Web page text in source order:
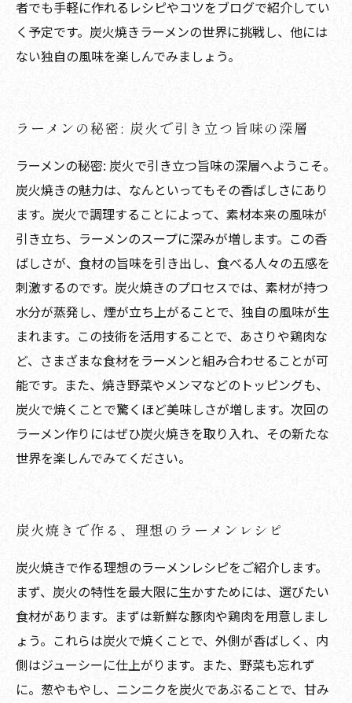
者でも手軽に作れるレシピやコツをブログで紹介してい
く予定です。炭火焼きラーメンの世界に挑戦し、他には
ない独自の風味を楽しんでみましょう。
ラーメンの秘密: 炭火で引き立つ旨味の深層
ラーメンの秘密: 炭火で引き立つ旨味の深層へようこそ。
炭火焼きの魅力は、なんといってもその香ばしさにあり
ます。炭火で調理することによって、素材本来の風味が
引き立ち、ラーメンのスープに深みが増します。この香
ばしさが、食材の旨味を引き出し、食べる人々の五感を
刺激するのです。炭火焼きのプロセスでは、素材が持つ
水分が蒸発し、煙が立ち上がることで、独自の風味が生
まれます。この技術を活用することで、あさりや鶏肉な
ど、さまざまな食材をラーメンと組み合わせることが可
能です。また、焼き野菜やメンマなどのトッピングも、
炭火で焼くことで驚くほど美味しさが増します。次回の
ラーメン作りにはぜひ炭火焼きを取り入れ、その新たな
世界を楽しんでみてください。
炭火焼きで作る、理想のラーメンレシピ
炭火焼きで作る理想のラーメンレシピをご紹介します。
まず、炭火の特性を最大限に生かすためには、選びたい
食材があります。まずは新鮮な豚肉や鶏肉を用意しまし
ょう。これらは炭火で焼くことで、外側が香ばしく、内
側はジューシーに仕上がります。また、野菜も忘れず
に。葱やもやし、ニンニクを炭火であぶることで、甘み